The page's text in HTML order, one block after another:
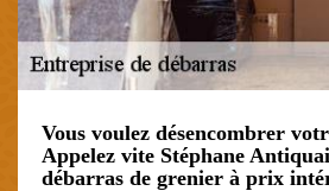
Vous voulez désencombrer
Appelez vite Stéphane
débarras de grenier à prix